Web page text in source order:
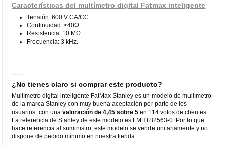
Características del multímetro digital Fatmax inteligente
Tensión: 600 V CA/CC.
Continuidad: <40Ω.
Resistencia: 10 MΩ.
Frecuencia: 3 kHz.
¿No tienes claro si comprar este producto?
Multímetro digital inteligente FatMax Stanley es un modelo de multímetro
de la marca Stanley con muy buena aceptación por parte de los
usuarios, con unavaloración de 4,45 sobre 5 en 114 votos de clientes.
La referencia de Stanley de este modelo es FMHT82563-0. Por lo que
hace referencia al suministro, este modelo se vende unitariamente y no
dispone de pedido mínimo en nuestra tienda.